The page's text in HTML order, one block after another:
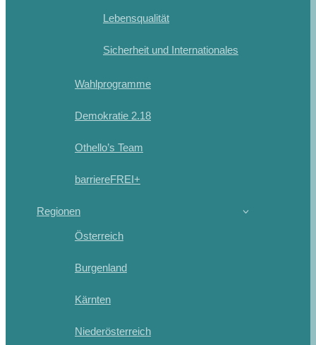
Lebensqualität
Sicherheit und Internationales
Wahlprogramme
Demokratie 2.18
Othello’s Team
barriereFREI+
Regionen
Österreich
Burgenland
Kärnten
Niederösterreich